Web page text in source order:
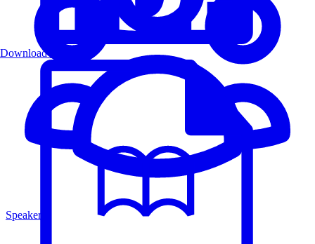
Speakers
Download PDF